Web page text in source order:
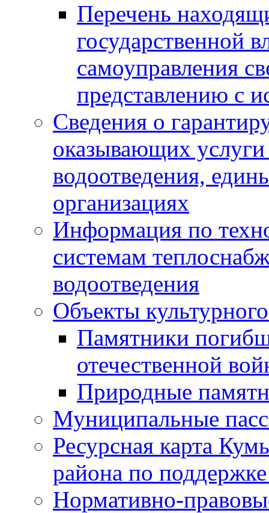
Перечень
государственной
самоуправления
представлению с
Сведения о
оказывающих
водоотведения,
организациях
Информация по
системам
водоотведения
Объекты
Памятники
отечественной
Природные
Муниципальные
Ресурсная карта
района по
Нормативно-